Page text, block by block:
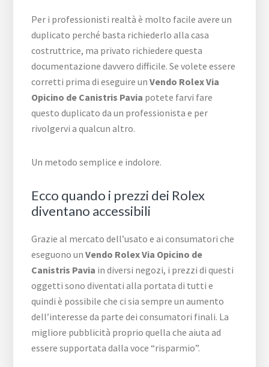
Per i professionisti realtà è molto facile avere un
duplicato perché basta richiederlo alla casa
costruttrice, ma privato richiedere questa
documentazione davvero difficile. Se volete essere
corretti prima di eseguire unVendo Rolex Via
Opicino de Canistris Pavia potete farvi fare
questo duplicato da un professionista e per
rivolgervi a qualcun altro.
Un metodo semplice e indolore.
Ecco quando i prezzi dei Rolex
diventano accessibili
Grazie al mercato dell’usato e ai consumatori che
eseguono unVendo Rolex Via Opicino de
Canistris Pavia in diversi negozi, i prezzi di questi
oggetti sono diventati alla portata di tutti e
quindi è possibile che ci sia sempre un aumento
dell’interesse da parte dei consumatori finali. La
migliore pubblicità proprio quella che aiuta ad
essere supportata dalla voce “risparmio”.